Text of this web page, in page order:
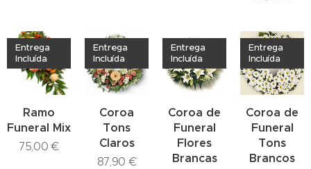
Ramo
Funeral Mix
Entrega
Incluída
75,00 €
Coroa
Tons
Claros
Entrega
Incluída
87,90 €
Coroa de
Funeral
Flores
Brancas
Entrega
Incluída
Coroa de
Funeral
Tons
Brancos
Entrega
Incluída